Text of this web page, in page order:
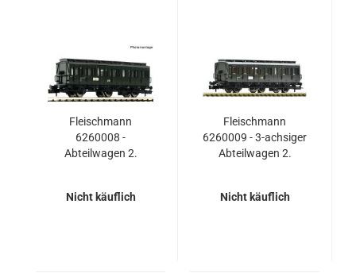
Fleischmann
6260008 -
Abteilwagen 2.
Nicht käuflich
Fleischmann
6260009 - 3-achsiger
Abteilwagen 2.
Reichsbahn.
Nicht käuflich